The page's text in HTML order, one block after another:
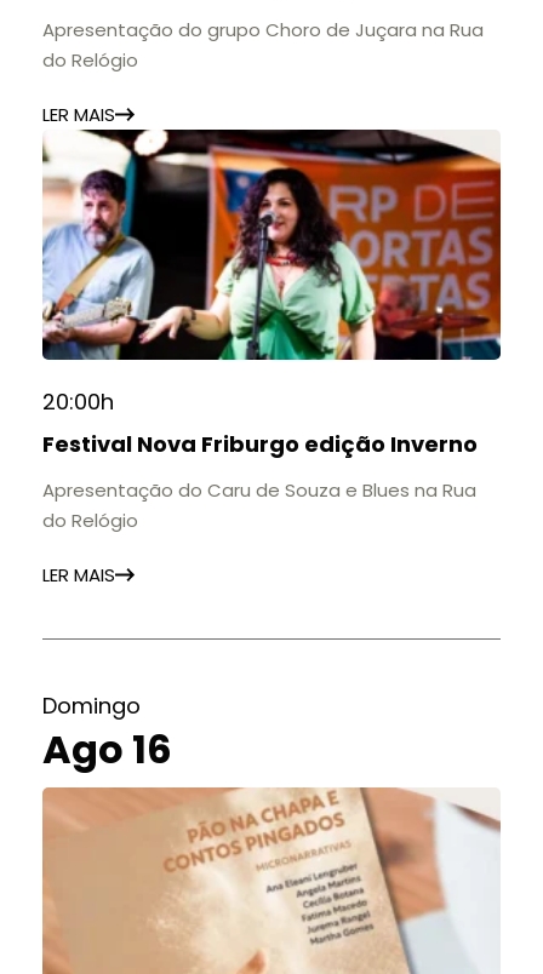
Apresentação do grupo Choro de Juçara na Rua
do Relógio
LER MAIS
20:00h
Festival Nova Friburgo edição Inverno
Apresentação do Caru de Souza e Blues na Rua
do Relógio
LER MAIS
Domingo
Ago 16